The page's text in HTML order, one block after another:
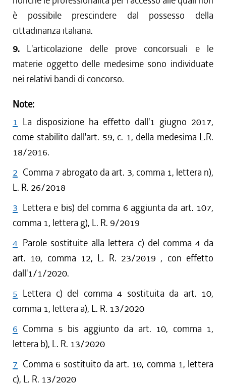
è possibile prescindere dal possesso della
cittadinanza italiana.
9. L'articolazione delle prove concorsuali e le
materie oggetto delle medesime sono individuate
nei relativi bandi di concorso.
Note:
1 La disposizione ha effetto dall'1 giugno 2017,
come stabilito dall'art. 59, c. 1, della medesima L.R.
18/2016.
2 Comma 7 abrogato da art. 3, comma 1, lettera n),
L. R. 26/2018
3 Lettera e bis) del comma 6 aggiunta da art. 107,
comma 1, lettera g), L. R. 9/2019
4 Parole sostituite alla lettera c) del comma 4 da
art. 10, comma 12, L. R. 23/2019 , con effetto
dall'1/1/2020.
5 Lettera c) del comma 4 sostituita da art. 10,
comma 1, lettera a), L. R. 13/2020
6 Comma 5 bis aggiunto da art. 10, comma 1,
lettera b), L. R. 13/2020
7 Comma 6 sostituito da art. 10, comma 1, lettera
c), L. R. 13/2020